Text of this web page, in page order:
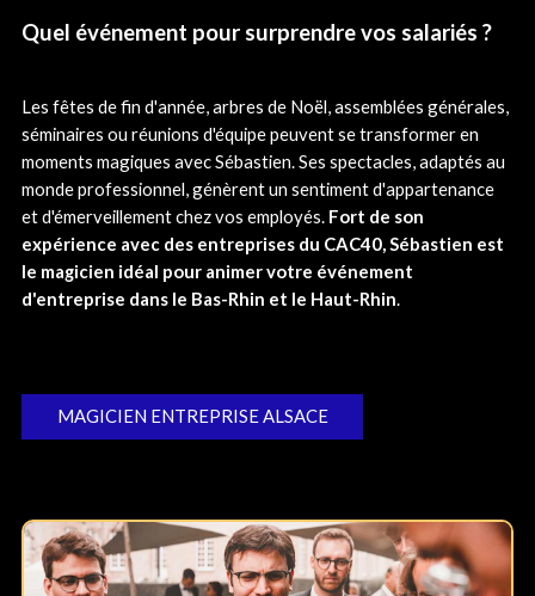
Quel événement pour surprendre vos salariés ?
Les fêtes de fin d'année, arbres de Noël, assemblées générales,
séminaires ou réunions d'équipe peuvent se transformer en
moments magiques avec Sébastien. Ses spectacles, adaptés au
monde professionnel, génèrent un sentiment d'appartenance
et d'émerveillement chez vos employés. Fort de son
expérience avec des entreprises du CAC40, Sébastien est
le magicien idéal pour animer votre événement
d'entreprise dans le Bas-Rhin et le Haut-Rhin.
MAGICIEN ENTREPRISE ALSACE